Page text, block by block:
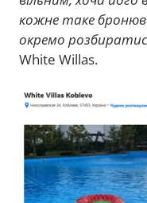
кожне таке
окремо
White Willas.